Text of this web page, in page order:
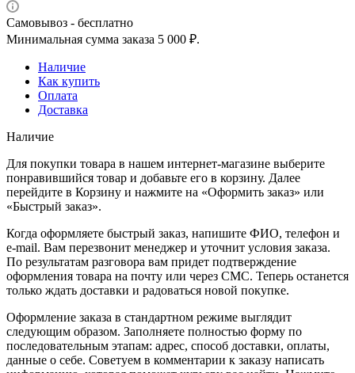
Самовывоз - бесплатно
Минимальная сумма заказа 5 000 ₽.
Наличие
Как купить
Оплата
Доставка
Наличие
Для покупки товара в нашем интернет-магазине выберите
понравившийся товар и добавьте его в корзину. Далее
перейдите в Корзину и нажмите на «Оформить заказ» или
«Быстрый заказ».
Когда оформляете быстрый заказ, напишите ФИО, телефон и
e-mail. Вам перезвонит менеджер и уточнит условия заказа.
По результатам разговора вам придет подтверждение
оформления товара на почту или через СМС. Теперь останется
только ждать доставки и радоваться новой покупке.
Оформление заказа в стандартном режиме выглядит
следующим образом. Заполняете полностью форму по
последовательным этапам: адрес, способ доставки, оплаты,
данные о себе. Советуем в комментарии к заказу написать